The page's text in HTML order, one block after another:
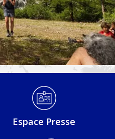
Espace Presse